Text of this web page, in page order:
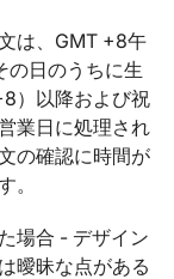
は、GMT +8午
の日のうちに生
）以降および祝
業日に処理され
の確認に時間が
。
場合 - デザイン
曖昧な点がある